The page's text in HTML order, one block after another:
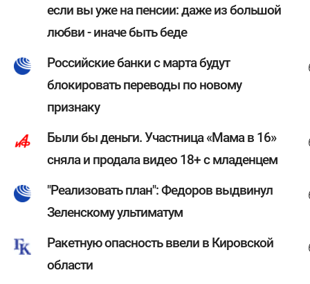
если вы уже на пенсии: даже из большой
любви - иначе быть беде
Российские банки с марта будут
блокировать переводы по новому
признаку
Были бы деньги. Участница «Мама в 16»
сняла и продала видео 18+ с младенцем
"Реализовать план": Федоров выдвинул
Зеленскому ультиматум
Ракетную опасность ввели в Кировской
области